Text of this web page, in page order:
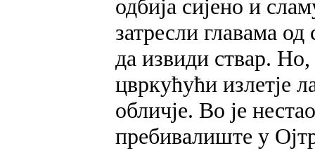
одбија сијено и
затресли главама
да извиди ствар. Но,
цвркућући излетје
обличје. Во је
пребивалиште у